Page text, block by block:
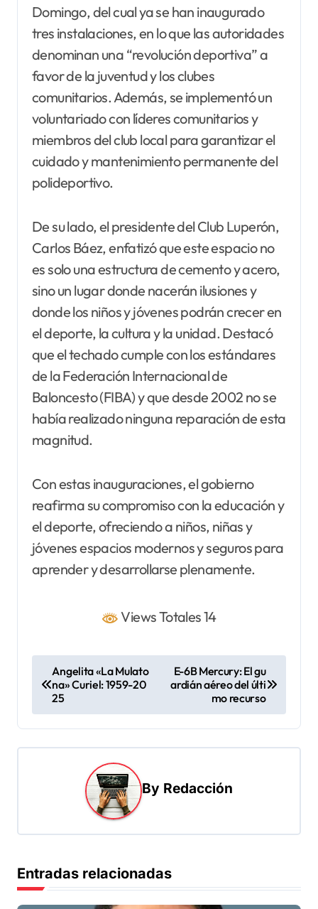
Domingo, del cual ya se han inaugurado
tres instalaciones, en lo que las autoridades
denominan una “revolución deportiva” a
favor de la juventud y los clubes
comunitarios. Además, se implementó un
voluntariado con líderes comunitarios y
miembros del club local para garantizar el
cuidado y mantenimiento permanente del
polideportivo.
De su lado, el presidente del Club Luperón,
Carlos Báez, enfatizó que este espacio no
es solo una estructura de cemento y acero,
sino un lugar donde nacerán ilusiones y
donde los niños y jóvenes podrán crecer en
el deporte, la cultura y la unidad. Destacó
que el techado cumple con los estándares
de la Federación Internacional de
Baloncesto (FIBA) y que desde 2002 no se
había realizado ninguna reparación de esta
magnitud.
Con estas inauguraciones, el gobierno
reafirma su compromiso con la educación y
el deporte, ofreciendo a niños, niñas y
jóvenes espacios modernos y seguros para
aprender y desarrollarse plenamente.
Views Totales 14
v
e
i
n
d
Angelita «La Mulato
na» Curiel: 1959-20
25
E-6B Mercury: El gu
ardián aéreo del últi
mo recurso
By Redacción
Entradas relacionadas